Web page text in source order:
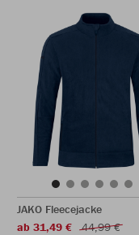
JAKO Fleecejacke
ab 31,49 €
44,99 €